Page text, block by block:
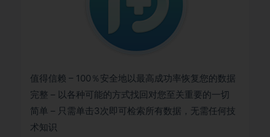
值得信赖 – 100％安全地以最高成功率恢复您的数据
完整 – 以各种可能的方式找回对您至关重要的一切
简单 – 只需单击3次即可检索所有数据，无需任何技
术知识